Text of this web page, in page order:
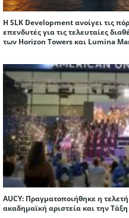
Η SLK Development ανοίγει τις
επενδυτές για τις τελευταίες
των Horizon Towers και Lumina
AUCY: Πραγματοποιήθηκε η
ακαδημαϊκή αριστεία και την